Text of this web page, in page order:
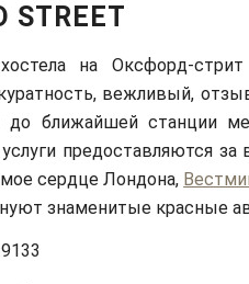
STREET
на Оксфорд-стрит
вежливый,
ближайшей станции
предоставляются
сердце Лондона,
знаменитые красные